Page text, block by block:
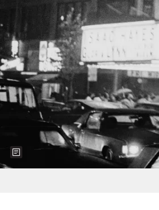
Show more information about the image